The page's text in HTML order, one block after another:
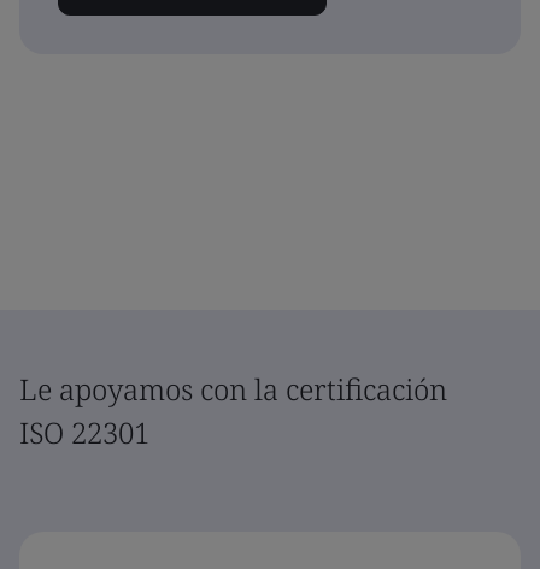
Le apoyamos con la certificación
ISO 22301